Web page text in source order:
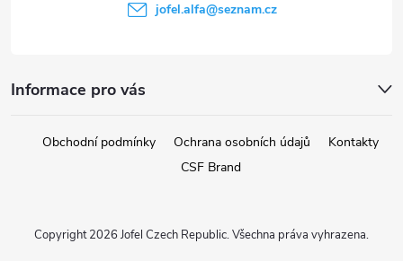
Informace pro vás
jofel.alfa@seznam.cz
Obchodní podmínky Ochrana osobních údajů
Kontakty
CSF Brand
Copyright 2026 Jofel Czech Republic. Všechna práva vyhrazena.